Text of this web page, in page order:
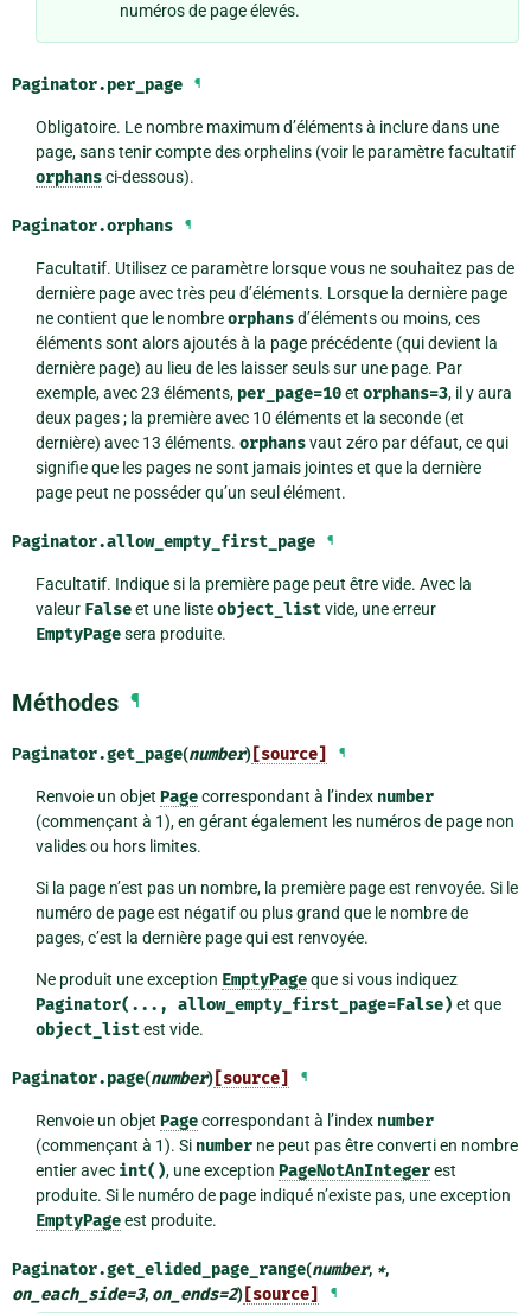
numéros de page élevés.
Paginator.per_page ¶
Obligatoire. Le nombre maximum d’éléments à inclure dans une
page, sans tenir compte des orphelins (voir le paramètre facultatif
orphansci-dessous).
Paginator.orphans ¶
Facultatif. Utilisez ce paramètre lorsque vous ne souhaitez pas de
dernière page avec très peu d’éléments. Lorsque la dernière page
ne contient que le nombreorphansd’éléments ou moins, ces
éléments sont alors ajoutés à la page précédente (qui devient la
dernière page) au lieu de les laisser seuls sur une page. Par
exemple, avec 23 éléments, per_page=10et orphans=3, il y aura
deux pages ; la première avec 10 éléments et la seconde (et
dernière) avec 13 éléments. orphansvaut zéro par défaut, ce qui
signifie que les pages ne sont jamais jointes et que la dernière
page peut ne posséder qu’un seul élément.
Paginator.allow_empty_first_page ¶
Facultatif. Indique si la première page peut être vide. Avec la
valeur Falseet une listeobject_listvide, une erreur
EmptyPagesera produite.
Méthodes ¶
Paginator.get_page(number) [source] ¶
Renvoie un objet Pagecorrespondant à l’index number
(commençant à 1), en gérant également les numéros de page non
valides ou hors limites.
Si la page n’est pas un nombre, la première page est renvoyée. Si le
numéro de page est négatif ou plus grand que le nombre de
pages, c’est la dernière page qui est renvoyée.
Ne produit une exception EmptyPageque si vous indiquez
Paginator(..., allow_empty_first_page=False) et que
object_listest vide.
Paginator.page(number) [source] ¶
Renvoie un objet Pagecorrespondant à l’index number
(commençant à 1). Si numberne peut pas être converti en nombre
entier avec int(), une exception PageNotAnIntegerest
produite. Si le numéro de page indiqué n’existe pas, une exception
EmptyPageest produite.
Paginator.get_elided_page_range(number, *,
on_each_side=3, on_ends=2) [source] ¶